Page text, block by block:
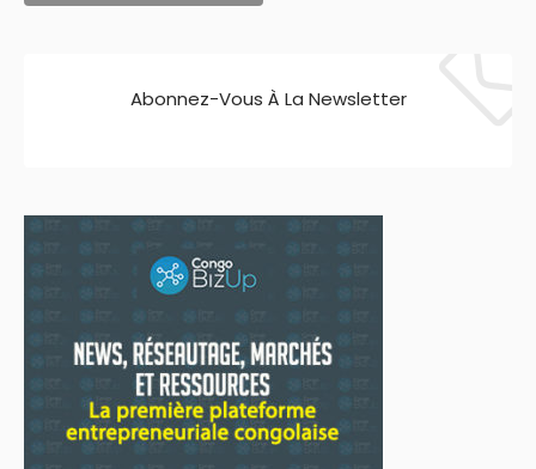
Abonnez-Vous À La Newsletter